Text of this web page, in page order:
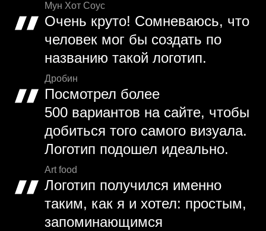
Мун Хот Соус
Очень круто! Сомневаюсь, что
человек мог бы создать по
названию такой логотип.
Дробин
Посмотрел более
500 вариантов на сайте, чтобы
добиться того самого визуала.
Логотип подошел идеально.
Art food
Логотип получился именно
таким, как я и хотел: простым,
запоминающимся